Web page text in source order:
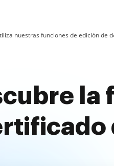
nuestras funciones de edición de
la